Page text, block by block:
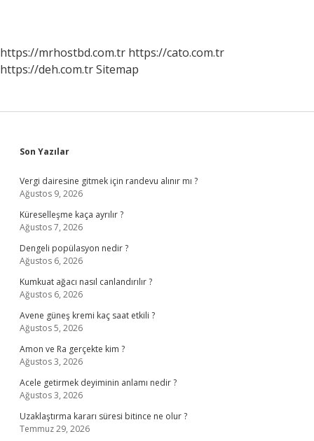
https://mrhostbd.com.tr https://cato.com.tr
https://deh.com.trSitemap
Sidebar
Son Yazılar
Vergi dairesine gitmek için randevu alınır mı ?
Ağustos 9, 2026
Küreselleşme kaça ayrılır ?
Ağustos 7, 2026
Dengeli popülasyon nedir ?
Ağustos 6, 2026
Kumkuat ağacı nasıl canlandırılır ?
Ağustos 6, 2026
Avene güneş kremi kaç saat etkili ?
Ağustos 5, 2026
Amon ve Ra gerçekte kim ?
Ağustos 3, 2026
Acele getirmek deyiminin anlamı nedir ?
Ağustos 3, 2026
Uzaklaştırma kararı süresi bitince ne olur ?
Temmuz 29, 2026